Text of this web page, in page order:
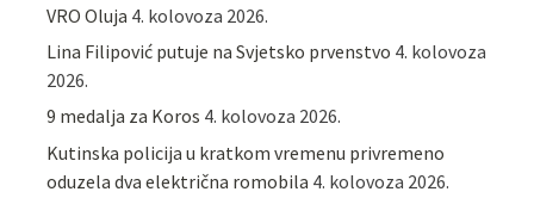
VRO Oluja 4. kolovoza 2026.
Lina Filipović putuje na Svjetsko prvenstvo 4. kolovoza
2026.
9 medalja za Koros 4. kolovoza 2026.
Kutinska policija u kratkom vremenu privremeno
oduzela dva električna romobila 4. kolovoza 2026.